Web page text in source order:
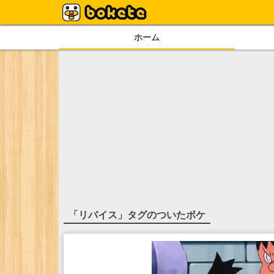
ホーム
「 リバイス 」タグのついたボケ